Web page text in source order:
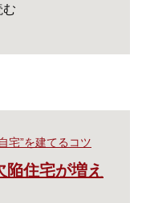
む
宅”を建てるコツ
陥住宅が増え